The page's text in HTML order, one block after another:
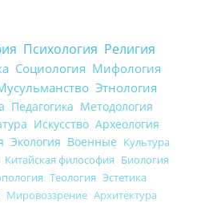
Психология Религия
Социология Мифология
Этнология
Педагогика Методология
Искусство Археология
Экология Военные Культура
Китайская философия Биология
Теология Эстетика
Мировоззрение Архитектура